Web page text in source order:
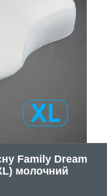
Family Dream
молочний